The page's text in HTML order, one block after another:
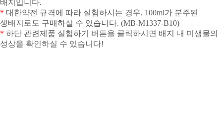
배지입니다.
* 대한약전 규격에 따라 실험하시는 경우, 100ml가 분주된
생배지로도 구매하실 수 있습니다. (MB-M1337-B10)
* 하단 관련제품 실험하기 버튼을 클릭하시면 배지 내 미생물의
성상을 확인하실 수 있습니다!